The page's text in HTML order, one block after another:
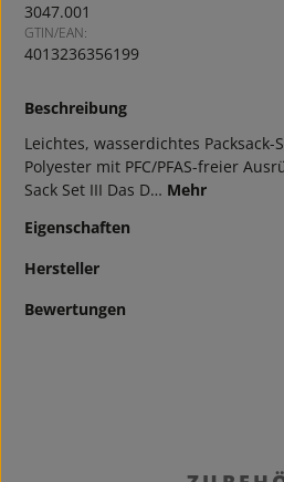
3047.001
GTIN/EAN:
4013236356199
Beschreibung
Leichtes, wasserdichtes Packsack-
Polyester mit PFC/PFAS-freier
Sack Set III Das D… Mehr
Eigenschaften
Hersteller
Bewertungen
Produktgalerie überspringen